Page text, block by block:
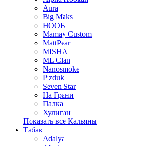
Aura
Big Maks
HOOB
Mamay Custom
MattPear
MISHA
ML Clan
Nanosmoke
Pizduk
Seven Star
На Грани
Палка
Хулиган
Показать все Кальяны
Табак
Adalya